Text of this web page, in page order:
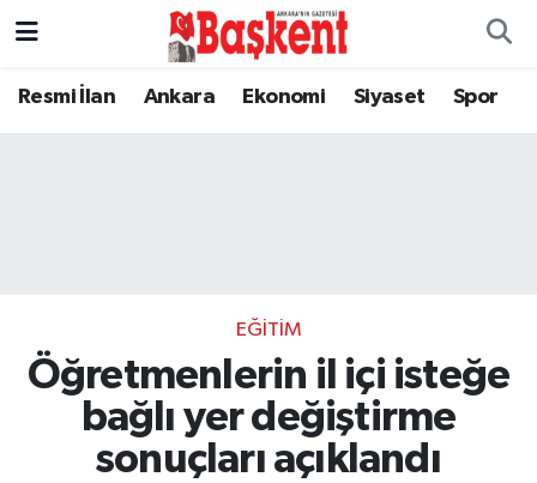
Resmi İlan Ankara Ekonomi Siyaset Spor
EĞITIM
Öğretmenlerin il içi isteğe
bağlı yer değiştirme
sonuçları açıklandı